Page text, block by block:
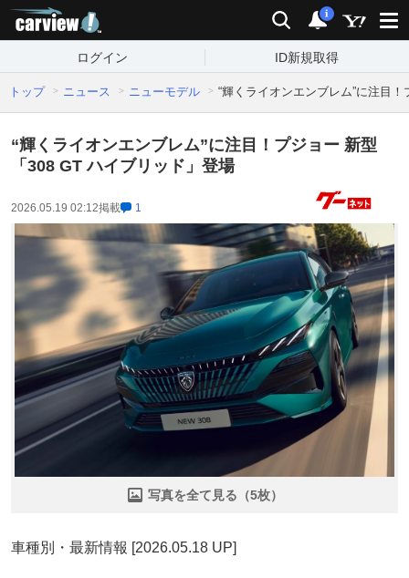
検索 通知
i
ログイン ID新規取得
トップ ニュース ニューモデル “輝くライオンエンブレム”に注目
“輝くライオンエンブレム”に注目！プジョー 新型
「308 GT ハイブリッド」登場
2026.05.19 02:12掲載 1
写真を全て見る（5枚）
車種別・最新情報 [2026.05.18 UP]